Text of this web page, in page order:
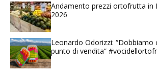
Andamento prezzi ortofrutta in
2026
Leonardo Odorizzi: “Dobbiamo
punto di vendita”